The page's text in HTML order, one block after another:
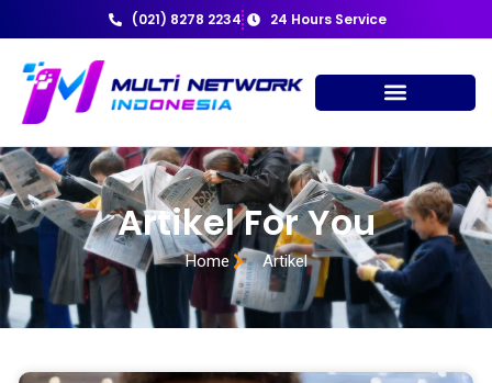
(021) 8278 2234 24 Hours Service
Artikel For You
Home Artikel